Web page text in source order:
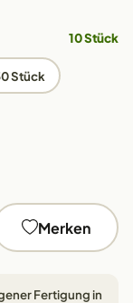
10 Stück
Stück
Merken
Fertigung in